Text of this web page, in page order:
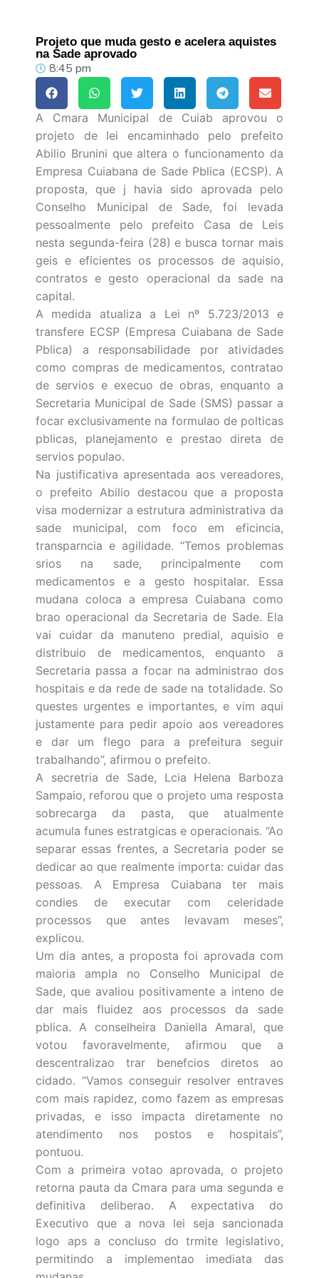
Projeto que muda gesto e acelera aquistes
na Sade aprovado
8:45 pm
A Cmara Municipal de Cuiab aprovou o
projeto de lei encaminhado pelo prefeito
Abilio Brunini que altera o funcionamento da
Empresa Cuiabana de Sade Pblica (ECSP). A
proposta, que j havia sido aprovada pelo
Conselho Municipal de Sade, foi levada
pessoalmente pelo prefeito Casa de Leis
nesta segunda-feira (28) e busca tornar mais
geis e eficientes os processos de aquisio,
contratos e gesto operacional da sade na
capital.
A medida atualiza a Lei nº 5.723/2013 e
transfere ECSP (Empresa Cuiabana de Sade
Pblica) a responsabilidade por atividades
como compras de medicamentos, contratao
de servios e execuo de obras, enquanto a
Secretaria Municipal de Sade (SMS) passar a
focar exclusivamente na formulao de polticas
pblicas, planejamento e prestao direta de
servios populao.
Na justificativa apresentada aos vereadores,
o prefeito Abilio destacou que a proposta
visa modernizar a estrutura administrativa da
sade municipal, com foco em eficincia,
transparncia e agilidade. “Temos problemas
srios na sade, principalmente com
medicamentos e a gesto hospitalar. Essa
mudana coloca a empresa Cuiabana como
brao operacional da Secretaria de Sade. Ela
vai cuidar da manuteno predial, aquisio e
distribuio de medicamentos, enquanto a
Secretaria passa a focar na administrao dos
hospitais e da rede de sade na totalidade. So
questes urgentes e importantes, e vim aqui
justamente para pedir apoio aos vereadores
e dar um flego para a prefeitura seguir
trabalhando”, afirmou o prefeito.
A secretria de Sade, Lcia Helena Barboza
Sampaio, reforou que o projeto uma resposta
sobrecarga da pasta, que atualmente
acumula funes estratgicas e operacionais. “Ao
separar essas frentes, a Secretaria poder se
dedicar ao que realmente importa: cuidar das
pessoas. A Empresa Cuiabana ter mais
condies de executar com celeridade
processos que antes levavam meses”,
explicou.
Um dia antes, a proposta foi aprovada com
maioria ampla no Conselho Municipal de
Sade, que avaliou positivamente a inteno de
dar mais fluidez aos processos da sade
pblica. A conselheira Daniella Amaral, que
votou favoravelmente, afirmou que a
descentralizao trar benefcios diretos ao
cidado. “Vamos conseguir resolver entraves
com mais rapidez, como fazem as empresas
privadas, e isso impacta diretamente no
atendimento nos postos e hospitais”,
pontuou.
Com a primeira votao aprovada, o projeto
retorna pauta da Cmara para uma segunda e
definitiva deliberao. A expectativa do
Executivo que a nova lei seja sancionada
logo aps a concluso do trmite legislativo,
permitindo a implementao imediata das